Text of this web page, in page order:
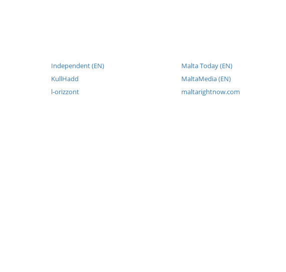
Independent (EN)
KullHadd
l-orizzont
Malta Today (EN)
MaltaMedia (EN)
maltarightnow.com